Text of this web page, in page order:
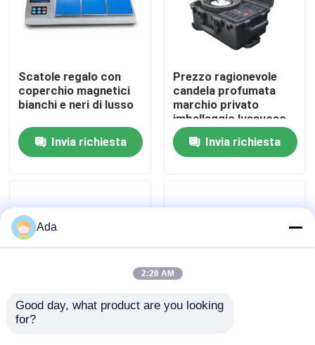
Video
Mostra VR
Giro della fabbrica
Controllo di qualità
Contattici
Scatole regalo con
coperchio magnetici
bianchi e neri di lusso
Invia richiesta
Prezzo ragionevole
candela profumata
marchio privato
imballaggio lussuoso
canna diffusore e vaso
candela set regalo
vacanza scatola
Invia richiesta
Eco-friendly Logo
Ada
2:28 AM
Good day, what product are you looking
for?